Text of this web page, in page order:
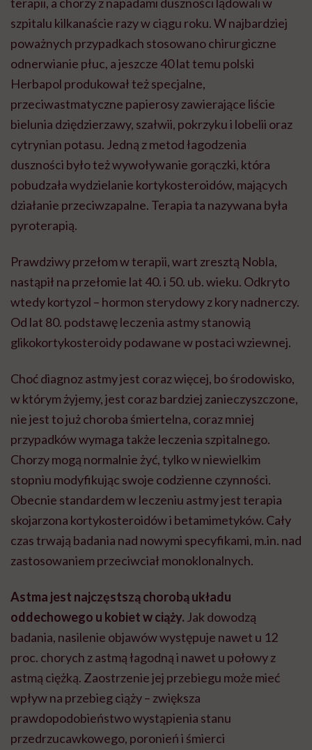
szpitalu kilkanaście razy w ciągu roku. W najbardziej
poważnych przypadkach stosowano chirurgiczne
odnerwianie płuc, a jeszcze 40 lat temu polski
Herbapol produkował też specjalne,
przeciwastmatyczne papierosy zawierające liście
bielunia dziędzierzawy, szałwii, pokrzyku i lobelii oraz
cytrynian potasu. Jedną z metod łagodzenia
duszności było też wywoływanie gorączki, która
pobudzała wydzielanie kortykosteroidów, mających
działanie przeciwzapalne. Terapia ta nazywana była
pyroterapią.
Prawdziwy przełom w terapii, wart zresztą Nobla,
nastąpił na przełomie lat 40. i 50. ub. wieku. Odkryto
wtedy kortyzol – hormon sterydowy z kory nadnerczy.
Od lat 80. podstawę leczenia astmy stanowią
glikokortykosteroidypodawane w postaci wziewnej.
Choć diagnoz astmy jest coraz więcej, bo środowisko,
w którym żyjemy, jest coraz bardziej zanieczyszczone,
nie jest to już choroba śmiertelna, coraz mniej
przypadków wymaga także leczenia szpitalnego.
Chorzy mogą normalnie żyć, tylko w niewielkim
stopniu modyfikując swoje codzienne czynności.
Obecnie standardem w leczeniu astmy jest terapia
skojarzona kortykosteroidów i betamimetyków. Cały
czas trwają badania nad nowymi specyfikami, m.in. nad
zastosowaniem przeciwciał monoklonalnych.
Astma jest najczęstszą chorobą układu
oddechowego u kobiet w ciąży. Jak dowodzą
badania, nasilenie objawów występuje nawet u 12
proc. chorych z astmą łagodną i nawet u połowy z
astmą ciężką. Zaostrzenie jej przebiegu może mieć
wpływ na przebieg ciąży – zwiększa
prawdopodobieństwo wystąpienia stanu
przedrzucawkowego, poronień i śmierci